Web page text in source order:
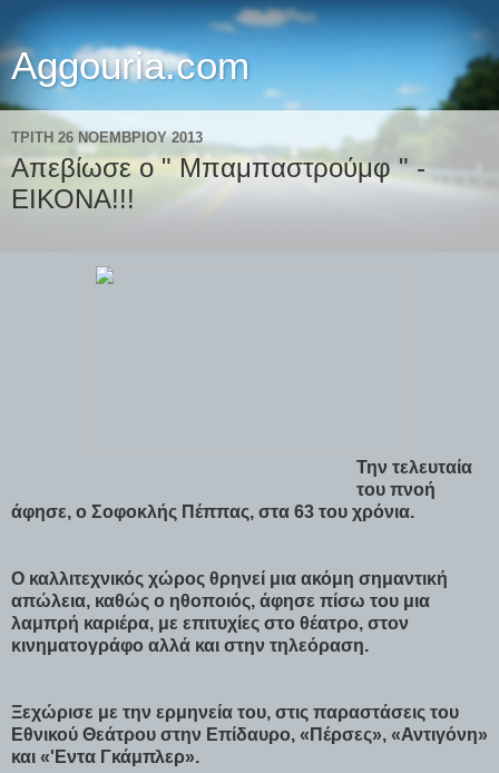
Aggouria.com
ΤΡΊΤΗ 26 ΝΟΕΜΒΡΊΟΥ 2013
Απεβίωσε ο " Μπαμπαστρούμφ " -
ΕΙΚΟΝΑ!!!
Την τελευταία
του πνοή
άφησε, ο Σοφοκλής Πέππας, στα 63 του χρόνια.
Ο καλλιτεχνικός χώρος θρηνεί μια ακόμη σημαντική
απώλεια, καθώς ο ηθοποιός, άφησε πίσω του μια
λαμπρή καριέρα, με επιτυχίες στο θέατρο, στον
κινηματογράφο αλλά και στην τηλεόραση.
Ξεχώρισε με την ερμηνεία του, στις παραστάσεις του
Εθνικού Θεάτρου στην Επίδαυρο, «Πέρσες», «Αντιγόνη»
και «'Εντα Γκάμπλερ».